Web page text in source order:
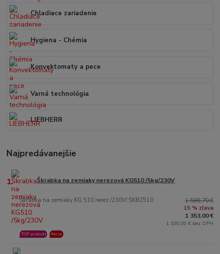
Chladiace zariadenie
Hygiena - Chémia
Konvektomaty a pece
Varná technológia
LIEBHERR
Najpredávanejšie
1. Škrabka na zemiaky nerezová KG510 /5kg/230V
Škrabka na zemiaky KG 510 nerez /230V/ ŠKBZ510
TOP produkt Akcia
1 586,70 €
15 % zľava
1 353,00 €
1 100,00 € bez DPH